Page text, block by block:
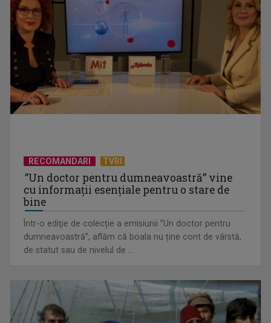
TVR ridică cortina „Atelierului deschis Eurovision 2026”
Eurovision România și-a ales semifinaliștii
RECOMANDARI TVRI
”Un doctor pentru dumneavoastră” vine
cu informații esențiale pentru o stare de
bine
Într-o ediţie de colecție a emisiunii ”Un doctor pentru
dumneavoastră”, aflăm că boala nu ține cont de vârstă,
de statut sau de nivelul de ...